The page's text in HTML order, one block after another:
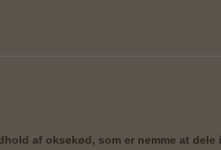
af oksekød, som er nemme at dele